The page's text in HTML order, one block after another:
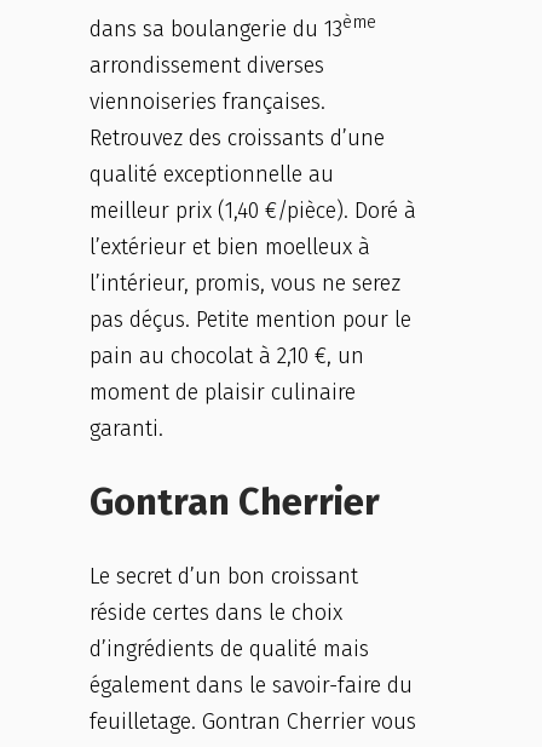
dans sa boulangerie du 13ème
arrondissement diverses
viennoiseries françaises.
Retrouvez des croissants d’une
qualité exceptionnelle au
meilleur prix (1,40 €/pièce). Doré à
l’extérieur et bien moelleux à
l’intérieur, promis, vous ne serez
pas déçus. Petite mention pour le
pain au chocolat à 2,10 €, un
moment de plaisir culinaire
garanti.
Gontran Cherrier
Le secret d’un bon croissant
réside certes dans le choix
d’ingrédients de qualité mais
également dans le savoir-faire du
feuilletage. Gontran Cherrier vous